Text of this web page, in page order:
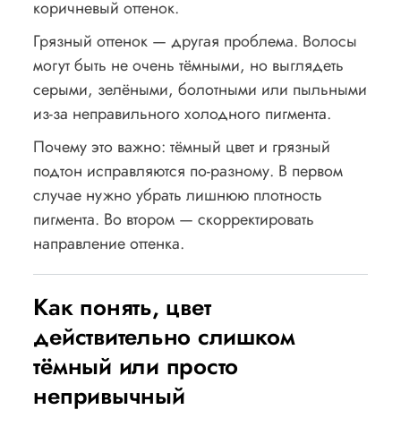
коричневый оттенок.
Грязный оттенок — другая проблема. Волосы
могут быть не очень тёмными, но выглядеть
серыми, зелёными, болотными или пыльными
из-за неправильного холодного пигмента.
Почему это важно: тёмный цвет и грязный
подтон исправляются по-разному. В первом
случае нужно убрать лишнюю плотность
пигмента. Во втором — скорректировать
направление оттенка.
Как понять, цвет
действительно слишком
тёмный или просто
непривычный